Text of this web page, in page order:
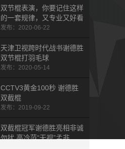
双节棍表演，你要记住这样
的一套规律，又专业又好看
发布：2020-06-22
天津卫视跨时代战书谢德胜
双节棍打羽毛球
发布：2020-05-14
CCTV3黄金100秒 谢德胜
双截棍
发布：2019-09-22
双截棍冠军谢德胜亮相非诚
勿扰 高冷范“无视”孟非